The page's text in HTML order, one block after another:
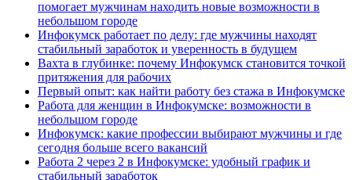
помогает мужчинам находить новые возможности в
небольшом городе
Инфокумск работает по делу: где мужчины находят
стабильный заработок и уверенность в будущем
Вахта в глубинке: почему Инфокумск становится точкой
притяжения для рабочих
Первый опыт: как найти работу без стажа в Инфокумске
Работа для женщин в Инфокумске: возможности в
небольшом городе
Инфокумск: какие профессии выбирают мужчины и где
сегодня больше всего вакансий
Работа 2 через 2 в Инфокумске: удобный график и
стабильный заработок